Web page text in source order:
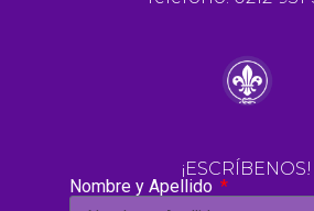
¡ESCRÍBENOS!
Nombre y Apellido